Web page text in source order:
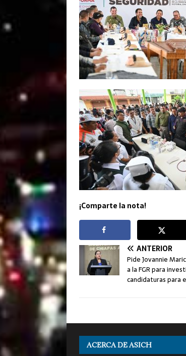
¡Comparte la nota!
ANTERIOR
Pide Jovannie
a la FGR para
candidaturas para
ACERCA DE ASICH